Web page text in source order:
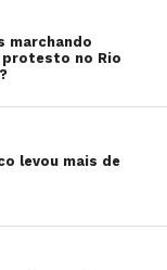
marchando
no Rio
levou mais de